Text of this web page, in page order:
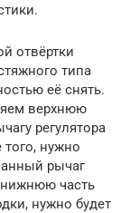
отвёртки
типа
её снять.
верхнюю
регулятора
нужно
рычаг
нижнюю часть
нужно будет